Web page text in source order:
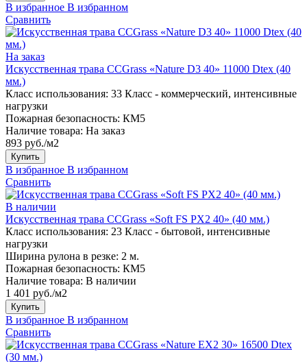
В избранное В избранном
Сравнить
На заказ
Искусственная трава CCGrass «Nature D3 40» 11000 Dtex (40
мм.)
Класс использования: 33 Класс - коммерческий, интенсивные
нагрузки
Пожарная безопасность: КМ5
Наличие товара: На заказ
893 руб./м2
Купить
В избранное В избранном
Сравнить
В наличии
Искусственная трава CCGrass «Soft FS PX2 40» (40 мм.)
Класс использования: 23 Класс - бытовой, интенсивные
нагрузки
Ширина рулона в резке: 2 м.
Пожарная безопасность: КМ5
Наличие товара: В наличии
1 401 руб./м2
Купить
В избранное В избранном
Сравнить